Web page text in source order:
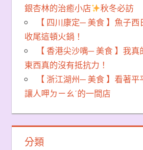
銀杏林的治癒小店
秋冬必訪
【 四川康定─ 美食 】魚子西
收尾這頓火鍋！
【 香港尖沙嘴─ 美食 】我
東西真的沒有抵抗力！
【 浙江湖州─ 美食 】看著
讓人呷ㄉㄧㄠˊ的一間店
分類